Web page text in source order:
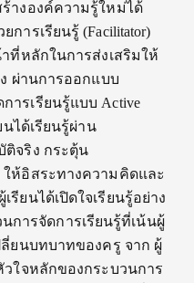
างองค์ความรู้ใหม่ได้
การเรียนรู้ (Facilitator)
ที่หลักในการส่งเสริมให้
ง ผ่านการออกแบบ
ารเรียนรู้แบบ Active
นได้เรียนรู้ผ่าน
จริง กระตุ้น
ห้อิสระทางความคิดและ
รียนได้เปิดใจเรียนรู้อย่าง
นการจัดการเรียนรู้ที่เน้นผู้
ลี่ยนบทบาทของครู จาก ผู้
วใจหลักของกระบวนการ